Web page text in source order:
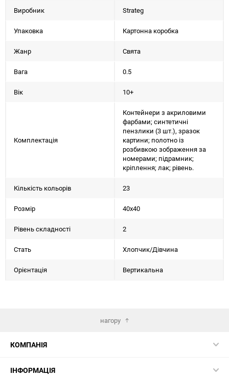
Виробник
Strateg
Упаковка Картонна коробка
Жанр Свята
Вага 0.5
Вік 10+
Комплектація
Контейнери з акриловими
фарбами; синтетичні
пензлики (3 шт.), зразок
картини; полотно із
розбивкою зображення за
номерами; підрамник;
кріплення; лак; рівень.
Кількість кольорів 23
Розмір 40х40
Рівень складності 2
Стать Хлопчик/Дiвчина
Орієнтація Вертикальна
нагору
КОМПАНІЯ
ІНФОРМАЦІЯ